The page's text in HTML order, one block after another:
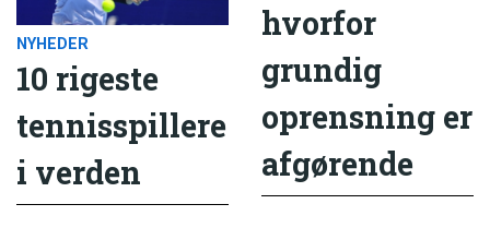
NYHEDER
10 rigeste
tennisspillere
i verden
hvorfor
grundig
oprensning er
afgørende